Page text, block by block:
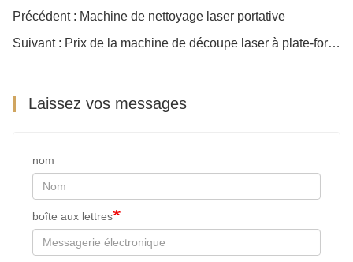
Précédent : Machine de nettoyage laser portative
Suivant : Prix ​​de la machine de découpe laser à plate-forme unique
Laissez vos messages
nom
boîte aux lettres